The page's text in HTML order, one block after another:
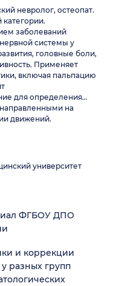
невролог, остеопат.
заболеваний
системы у
головные боли,
Применяет
включая пальпацию
для определения
на
движений.
университет
ФГБОУ ДПО
и коррекции
разных групп